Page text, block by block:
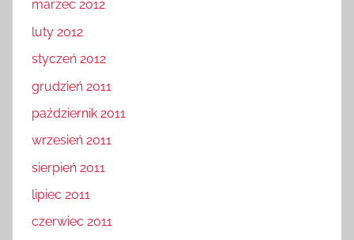
marzec 2012
luty 2012
styczeń 2012
grudzień 2011
październik 2011
wrzesień 2011
sierpień 2011
lipiec 2011
czerwiec 2011